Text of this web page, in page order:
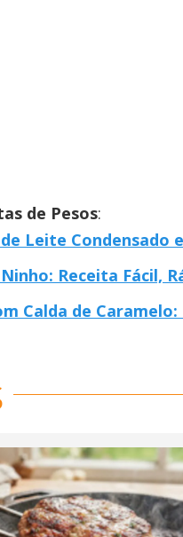
de Pesos:
Leite
Receita Fácil,
Calda de